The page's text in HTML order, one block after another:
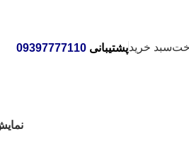
سبد خریدپشتیبانی 09397777110